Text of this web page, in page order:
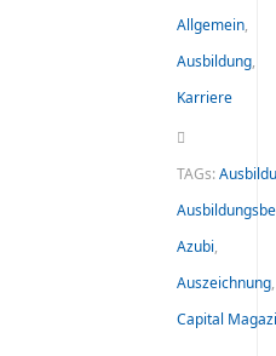
Allgemein,
Ausbildung,
Karriere
TAGs:
Azubi,
Auszeichnung,
Capital